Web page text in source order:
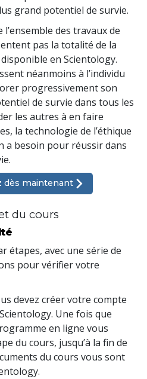
grand potentiel de survie.
des travaux de
pas la totalité de la
en Scientology.
néanmoins à l’individu
progressivement son
de survie dans tous les
les autres à en faire
la technologie de l’éthique
a besoin pour réussir dans
dès maintenant
du cours
étapes, avec une série de
pour vérifier votre
devez créer votre compte
Une fois que
en ligne vous
du cours, jusqu’à la fin de
du cours vous sont